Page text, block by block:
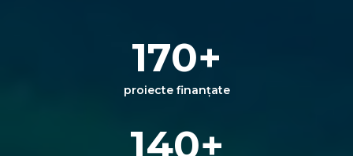
170+
proiecte finanțate
140+